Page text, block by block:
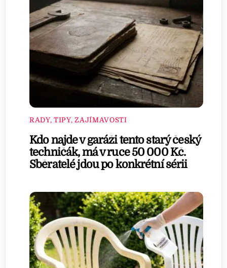
RADY, TIPY, ZAJÍMAVOSTI
Kdo najde v garáži tento starý český
techničák, má v ruce 50 000 Kč.
Sběratelé jdou po konkrétní sérii